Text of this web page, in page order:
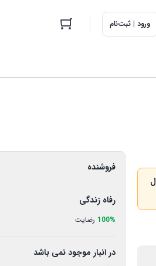
ورود | ثبت‌نام
فروشنده
رفاه زندگی
100% رضایت
در انبار موجود نمی باشد